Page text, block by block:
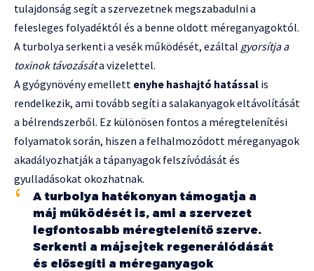
tulajdonság segít a szervezetnek megszabadulni a
felesleges folyadéktól és a benne oldott méreganyagoktól.
A turbolya serkenti a vesék működését, ezáltal gyorsítja a
toxinok távozásáta vizelettel.
A gyógynövény emellett enyhe hashajtó hatással is
rendelkezik, ami tovább segíti a salakanyagok eltávolítását
a bélrendszerből. Ez különösen fontos a méregtelenítési
folyamatok során, hiszen a felhalmozódott méreganyagok
akadályozhatják a tápanyagok felszívódását és
gyulladásokat okozhatnak.
A turbolya hatékonyan támogatja a
máj működését is, ami a szervezet
legfontosabb méregtelenítő szerve.
Serkenti a májsejtek regenerálódását
és elősegíti a méreganyagok